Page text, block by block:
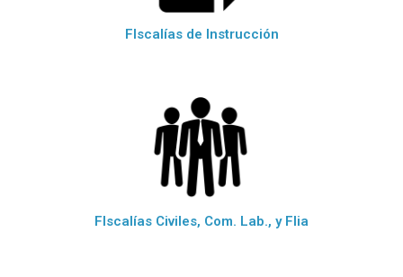
FIscalías de Instrucción
FIscalías Civiles, Com. Lab., y Flia